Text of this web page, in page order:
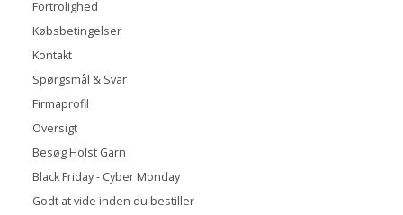
Fortrolighed
Købsbetingelser
Kontakt
Spørgsmål & Svar
Firmaprofil
Oversigt
Besøg Holst Garn
Black Friday - Cyber Monday
Godt at vide inden du bestiller